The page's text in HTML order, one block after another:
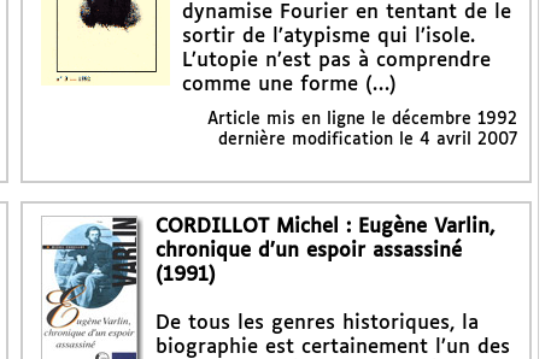
dynamise Fourier en tentant de le
sortir de l’atypisme qui l’isole.
L’utopie n’est pas à comprendre
comme une forme (…)
Article mis en ligne ledécembre 1992
dernière modification le 4 avril 2007
CORDILLOT Michel : Eugène Varlin,
chronique d’un espoir assassiné
(1991)
De tous les genres historiques, la
biographie est certainement l’un des